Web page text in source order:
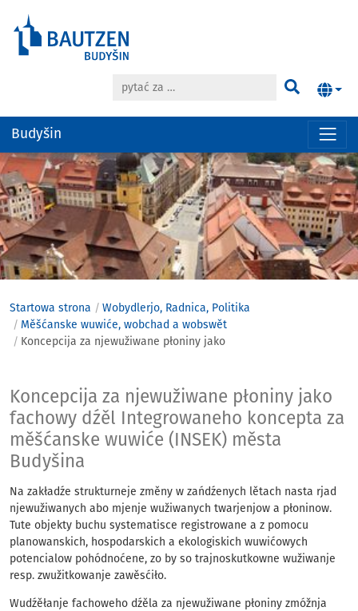
Hauptregion
der
Seite
anspringen
pytać za … Pytać
Budyšin
Startowa strona
Wobydlerjo, Radnica, Politika
Měšćanske wuwiće, wobchad a wobswět
Koncepcija za njewužiwane płoniny jako
Koncepcija za
Koncepcija za njewužiwane płoniny jako
fachowy dźěl Integrowaneho koncepta za
měšćanske wuwiće (INSEK) města
Budyšina
Na zakładźe strukturneje změny w zańdźenych lětach nasta rjad
njewužiwanych abo mjenje wužiwanych twarjenjow a płoninow.
Tute objekty buchu systematisce registrowane a z pomocu
planowanskich, hospodarskich a ekologiskich wuwićowych
potencialow pohódnoćene, zo by so trajnoskutkowne wužiwanje
resp. zwužitkowanje zawěsćiło.
Wudźěłanje fachoweho dźěla za njewužiwane płoniny zmóžnja